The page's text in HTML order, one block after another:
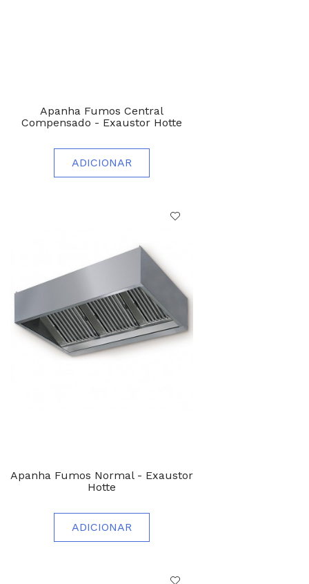
Apanha Fumos Central
Compensado - Exaustor Hotte
ADICIONAR
Apanha Fumos Normal - Exaustor
Hotte
ADICIONAR